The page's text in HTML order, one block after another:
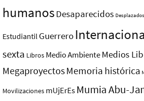
humanosDesaparecidos Desplazados
Estudiantil Guerrero
sexta Libros Medio AmbienteMedios
MegaproyectosMemoria histórica
Movilizaciones mUjErEs Mumia Abu-